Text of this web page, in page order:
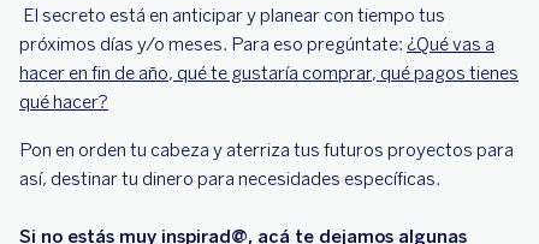
El secreto está en anticipar y planear con tiempo tus
próximos días y/o meses. Para eso pregúntate: ¿Qué vas a
hacer en fin de año, qué te gustaría comprar, qué pagos tienes
qué hacer?
Pon en orden tu cabeza y aterriza tus futuros proyectos para
así, destinar tu dinero para necesidades específicas.
Si no estás muy inspirad@, acá te dejamos algunas